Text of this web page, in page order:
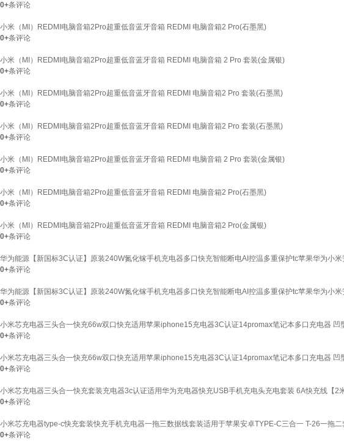
0+条评论
小米（MI）REDMI电脑音箱2Pro超重低音蓝牙音箱 REDMI 电脑音箱2 Pro(石墨黑)
0+条评论
小米（MI）REDMI电脑音箱2Pro超重低音蓝牙音箱 REDMI 电脑音箱 2 Pro 套装(金属银)
0+条评论
小米（MI）REDMI电脑音箱2Pro超重低音蓝牙音箱 REDMI 电脑音箱2 Pro 套装(石墨黑)
0+条评论
小米（MI）REDMI电脑音箱2Pro超重低音蓝牙音箱 REDMI 电脑音箱2 Pro 套装(石墨黑)
0+条评论
小米（MI）REDMI电脑音箱2Pro超重低音蓝牙音箱 REDMI 电脑音箱 2 Pro 套装(金属银)
0+条评论
小米（MI）REDMI电脑音箱2Pro超重低音蓝牙音箱 REDMI 电脑音箱2 Pro(石墨黑)
0+条评论
小米（MI）REDMI电脑音箱2Pro超重低音蓝牙音箱 REDMI 电脑音箱2 Pro(金属银)
0+条评论
华为能源【新国标3C认证】原装240W氮化镓手机充电器多口快充智能断电AI控温多重保护tc苹果华为小
0+条评论
华为能源【新国标3C认证】原装240W氮化镓手机充电器多口快充智能断电AI控温多重保护tc苹果华为小
0+条评论
小米芯充电器三头合一快充66w双口快充适用苹果iphone15充电器3C认证14promax笔记本多口充电器
0+条评论
小米芯充电器三头合一快充66w双口快充适用苹果iphone15充电器3C认证14promax笔记本多口充电器
0+条评论
小米芯充电器三头合一快充套装充电器3c认证适用华为充电器快充USB手机充电头充电套装 6A快充线【2
0+条评论
小米芯充电器type-c快充套装快充手机充电器一拖三数据线套装适用于苹果安卓TYPE-C三合一 T-26一拖
0+条评论